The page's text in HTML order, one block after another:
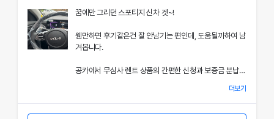
돋보여 제게 잊지 못할 기억으로 남았으며, 이 만족스러운
은 제 일정에 맞춰 안정적으로 차량을 이용할 수 있도록 도
와주었어요.
쏘나타의 우아한 디자인과 최신 편의 기능, 그리고 안전장
치에 대한 상세한 설명은 제 기대 이상이었으며, 전 과정에
어요.
도 공카를 우선적으로 이용하게 만들 정도로 만족스러웠으
꿈에만 그리던 스포티지 신차 겟~!
웬만하면 후기같은건 잘 안남기는 편인데, 도움될까하여 남
겨봅니다.
공카에서 무심사 렌트 상품의 간편한 신청과 보증금 분납,
차량 인수 시 이준호 담당자님께서 따뜻하면서도 세심하게
더보기
회사는 개인정보처리방침을 통하여 고객님께서 제공하시는 개인정보
가 어떠한 용도와 방식으로 이용되고 있으며, 개인정보보호를 위해 어
떠한 조치가 취해지고 있는지 알려드립니다.
회사는 개인정보처리방침을 개정하는 경우 웹사이트 공지사항(또는